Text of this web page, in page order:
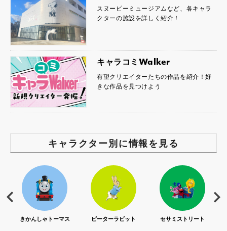
スヌーピーミュージアムなど、各キャラ
クターの施設を詳しく紹介！
キャラコミWalker
有望クリエイターたちの作品を紹介！好
きな作品を見つけよう
キャラクター別に情報を見る
きかんしゃトーマス ピーターラビット セサミストリート